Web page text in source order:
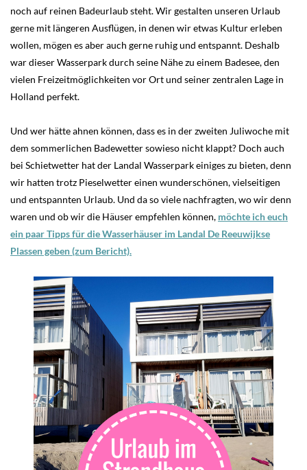
noch auf reinen Badeurlaub steht. Wir gestalten unseren Urlaub
gerne mit längeren Ausflügen, in denen wir etwas Kultur erleben
wollen, mögen es aber auch gerne ruhig und entspannt. Deshalb
war dieser Wasserpark durch seine Nähe zu einem Badesee, den
vielen Freizeitmöglichkeiten vor Ort und seiner zentralen Lage in
Holland perfekt.
Und wer hätte ahnen können, dass es in der zweiten Juliwoche mit
dem sommerlichen Badewetter sowieso nicht klappt? Doch auch
bei Schietwetter hat der Landal Wasserpark einiges zu bieten, denn
wir hatten trotz Pieselwetter einen wunderschönen, vielseitigen
und entspannten Urlaub. Und da so viele nachfragten, wo wir denn
waren und ob wir die Häuser empfehlen können, möchte ich euch
ein paar Tipps für die Wasserhäuser im Landal De Reeuwijkse
Plassen geben (zum Bericht).